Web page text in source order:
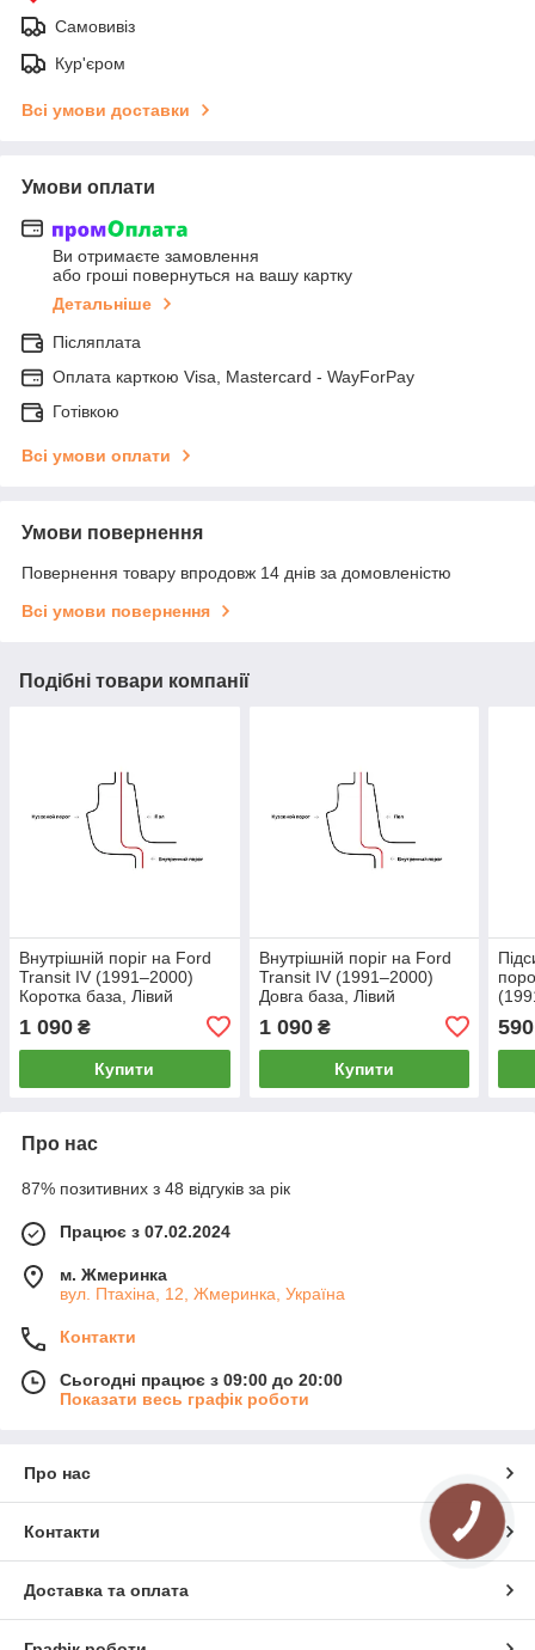
Самовивіз
Кур'єром
Всі умови доставки
Умови оплати
Ви отримаєте замовлення
або гроші повернуться на вашу картку
Детальніше
Післяплата
Оплата карткою Visa, Mastercard - WayForPay
Готівкою
Всі умови оплати
Умови повернення
Повернення товару впродовж 14 днів за домовленістю
Всі умови повернення
Подібні товари компанії
Внутрішній поріг на Ford
Transit IV (1991–2000)
Коротка база, Лівий
1 090 ₴
Купити
Внутрішній поріг на Ford
Transit IV (1991–2000)
Довга база, Лівий
1 090₴
Купити
590
Про нас
87% позитивних з 48 відгуків за рік
Працює з 07.02.2024
м. Жмеринка
вул. Птахіна, 12, Жмеринка, Україна
Контакти
Сьогодні працює з 09:00 до 20:00
Показати весь графік роботи
Про нас
Контакти
Доставка та оплата